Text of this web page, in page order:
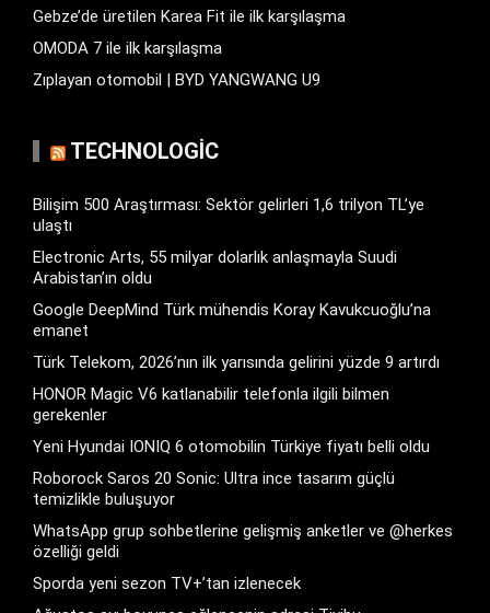
Gebze’de üretilen Karea Fit ile ilk karşılaşma
OMODA 7 ile ilk karşılaşma
Zıplayan otomobil | BYD YANGWANG U9
TECHNOLOGIC
Bilişim 500 Araştırması: Sektör gelirleri 1,6 trilyon TL’ye
ulaştı
Electronic Arts, 55 milyar dolarlık anlaşmayla Suudi
Arabistan’ın oldu
Google DeepMind Türk mühendis Koray Kavukcuoğlu’na
emanet
Türk Telekom, 2026’nın ilk yarısında gelirini yüzde 9 artırdı
HONOR Magic V6 katlanabilir telefonla ilgili bilmen
gerekenler
Yeni Hyundai IONIQ 6 otomobilin Türkiye fiyatı belli oldu
Roborock Saros 20 Sonic: Ultra ince tasarım güçlü
temizlikle buluşuyor
WhatsApp grup sohbetlerine gelişmiş anketler ve @herkes
özelliği geldi
Sporda yeni sezon TV+’tan izlenecek